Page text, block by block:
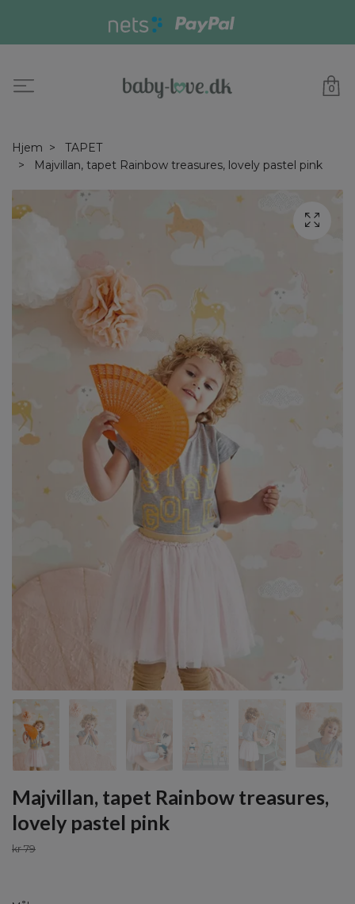
0
Hjem
TAPET
Majvillan, tapet Rainbow treasures, lovely pastel pink
Majvillan, tapet Rainbow treasures,
lovely pastel pink
kr 79